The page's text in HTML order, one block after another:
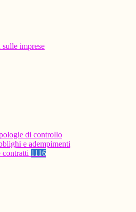
imprese
di controllo
e adempimenti
contratti 1116